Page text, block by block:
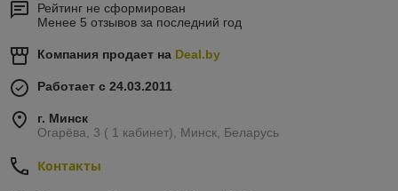
Рейтинг не сформирован
Менее 5 отзывов за последний год
Компания продает на Deal.by
Работает с 24.03.2011
г. Минск
Огарёва, 3 ( 1 кабинет), Минск, Беларусь
Контакты